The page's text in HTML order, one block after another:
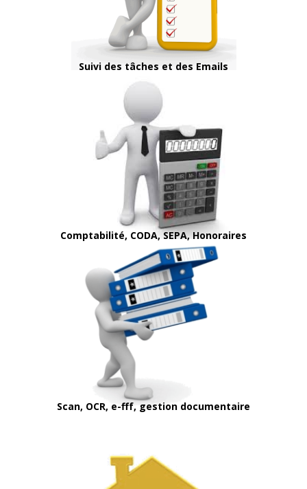
Suivi des tâches et des Emails
Comptabilité, CODA, SEPA, Honoraires
Scan, OCR, e-fff, gestion documentaire